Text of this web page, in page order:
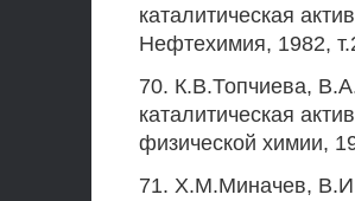
каталитическая
Нефтехимия, 1982,
70. К.В.Топчиева,
каталитическая
физической химии,
71. Х.М.Миначев,